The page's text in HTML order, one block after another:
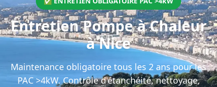
Entretien Pompe à Chaleur
à Nice
Maintenance obligatoire tous les 2 ans pour les
PAC >4kW. Contrôle d'étanchéité, nettoyage,